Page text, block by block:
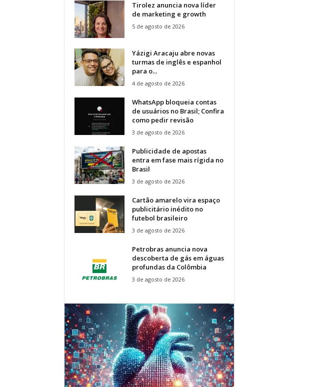
Tirolez anuncia nova líder
de marketing e growth
5 de agosto de 2026
Yázigi Aracaju abre novas
turmas de inglês e espanhol
para o...
4 de agosto de 2026
WhatsApp bloqueia contas
de usuários no Brasil; Confira
como pedir revisão
3 de agosto de 2026
Publicidade de apostas
entra em fase mais rígida no
Brasil
3 de agosto de 2026
Cartão amarelo vira espaço
publicitário inédito no
futebol brasileiro
3 de agosto de 2026
Petrobras anuncia nova
descoberta de gás em águas
profundas da Colômbia
3 de agosto de 2026